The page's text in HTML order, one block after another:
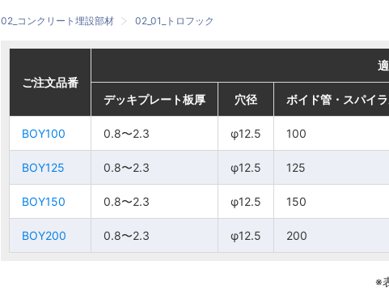
02_コンクリート埋設部材 02_01_トロフック
ご注文品番
デッキプレート板厚 穴径 ボイド管・スパイ
BOY100 0.8〜2.3 φ12.5 100
BOY125 0.8〜2.3 φ12.5 125
BOY150 0.8〜2.3 φ12.5 150
BOY200 0.8〜2.3 φ12.5 200
ご注文品番
デッキプレート板厚 穴径 ボイド管・スパイ
BOY100 0.8〜2.3 φ12.5 100
BOY125 0.8〜2.3 φ12.5 125
BOY150 0.8〜2.3 φ12.5 150
BOY200 0.8〜2.3 φ12.5 200
ご注文品番
デッキプレート板厚 穴径 ボイド管・スパイ
BOY100 0.8〜2.3 φ12.5 100
BOY125 0.8〜2.3 φ12.5 125
BOY150 0.8〜2.3 φ12.5 150
BOY200 0.8〜2.3 φ12.5 200
ご注文品番
デッキプレート板厚 穴径 ボイド管・スパイ
BOY100 0.8〜2.3 φ12.5 100
BOY125 0.8〜2.3 φ12.5 125
BOY150 0.8〜2.3 φ12.5 150
BOY200 0.8〜2.3 φ12.5 200
※